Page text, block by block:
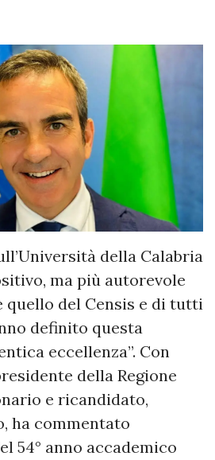
della Calabria
ma più autorevole
quello del Censis e di tutti
definito questa
eccellenza”. Con
della Regione
e ricandidato,
ha commentato
54° anno accademico